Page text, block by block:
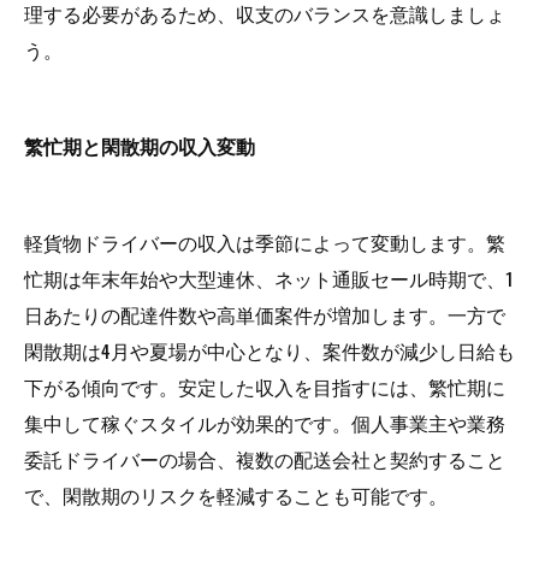
理する必要があるため、収支のバランスを意識しましょ
う。
繁忙期と閑散期の収入変動
軽貨物ドライバーの収入は季節によって変動します。繁
忙期は年末年始や大型連休、ネット通販セール時期で、1
日あたりの配達件数や高単価案件が増加します。一方で
閑散期は4月や夏場が中心となり、案件数が減少し日給も
下がる傾向です。安定した収入を目指すには、繁忙期に
集中して稼ぐスタイルが効果的です。個人事業主や業務
委託ドライバーの場合、複数の配送会社と契約すること
で、閑散期のリスクを軽減することも可能です。